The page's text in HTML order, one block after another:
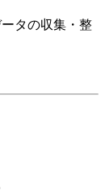
タの収集・整